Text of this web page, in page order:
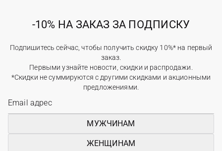
-10% НА ЗАКАЗ ЗА ПОДПИСКУ
Подпишитесь сейчас, чтобы получить скидку 10%* на первый
заказ.
Первыми узнайте новости, скидки и распродажи.
*Скидки не суммируются с другими скидками и акционными
предложениями.
МУЖЧИНАМ
ЖЕНЩИНАМ